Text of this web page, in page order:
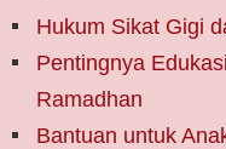
Hukum Sikat Gigi
Pentingnya
Ramadhan
Bantuan untuk